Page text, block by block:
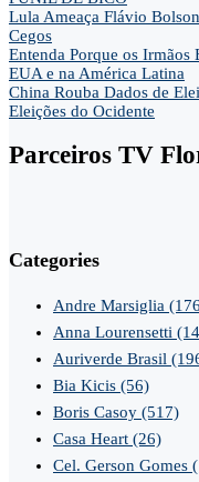
Lula Ameaça Flávio
Cegos
Entenda Porque os
EUA e na América Latina
China Rouba Dados de
Eleições do Ocidente
Parceiros TV
Categories
Andre Marsiglia
Anna Lourensetti
Auriverde Brasil
Bia Kicis (56)
Boris Casoy (517)
Casa Heart (26)
Cel. Gerson Gomes